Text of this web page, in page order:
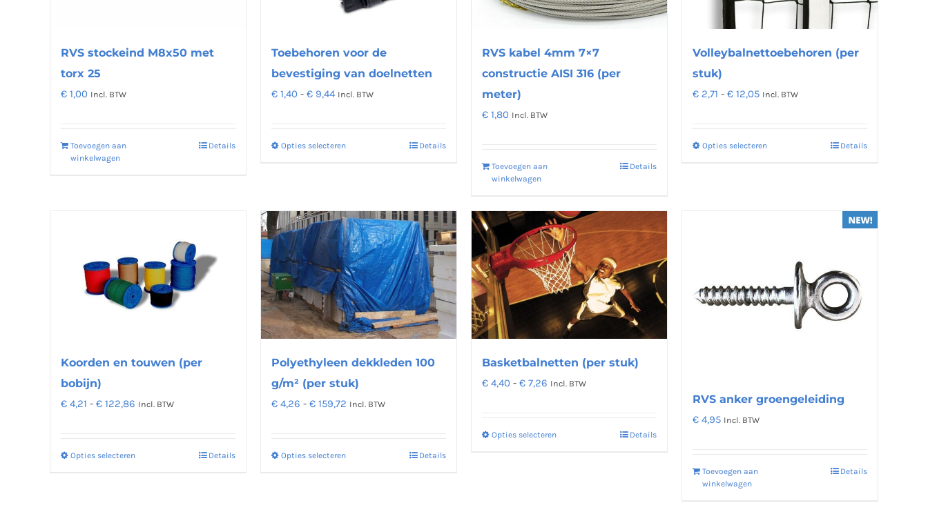
worden
de
productpagina
gekozen
worden
op
productpagina
RVS stockeind M8x50 met
torx 25
€ 1,00 Incl. BTW
Toevoegen aan
winkelwagen
Details
Toebehoren voor de
bevestiging van doelnetten
€ 1,40 - € 9,44Prijsklasse:
€ 9,44
Incl. BTW
Opties selecterenDit
variaties.
Deze
optie
kan
gekozen
worden
op
de
productpagina
Details
RVS kabel 4mm 7×7
constructie AISI 316 (per
meter)
€ 1,80 Incl. BTW
Toevoegen aan
winkelwagen
Details
Volleybalnettoebehoren (per
stuk)
€ 2,71 - € 12,05Prijsklasse:
€ 12,05
Incl. BTW
Opties selecterenDit
kan
gekozen
worden
Details
Koorden en touwen (per
bobijn)
€ 4,21 - € 122,86 Prijsklasse:
€ 122,86
Incl. BTW
Opties selecterenDit
Details
Polyethyleen dekkleden 100
g/m² (per stuk)
€ 4,26 - € 159,72 Prijsklasse:
Incl. BTW
Opties selecterenDit
Details
Basketbalnetten (per stuk)
€ 4,40 - € 7,26 Prijsklasse:
€ 7,26
Incl. BTW
Opties selecterenDit
Details
RVS anker groengeleiding
€ 4,95 Incl. BTW
Toevoegen aan
winkelwagen
Details